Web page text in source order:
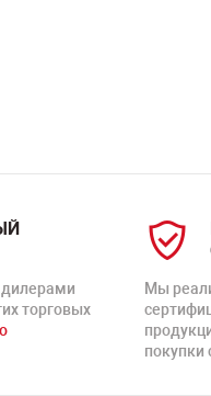
торговых
Мы
покупки